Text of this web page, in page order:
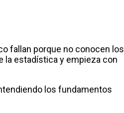
fallan porque no conocen los
la estadística y empieza con
los fundamentos